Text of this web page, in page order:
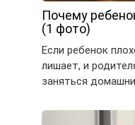
Почему
(1 фото)
Если ребенок
лишает, и
заняться